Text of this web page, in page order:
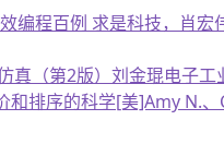
编程百例 求是科技，肖
真（第2版）刘金琨电子
和排序的科学[美]Amy N.